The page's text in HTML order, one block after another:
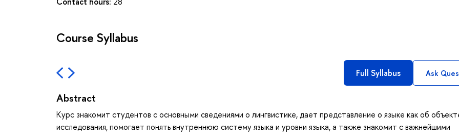
Course Syllabus
Full Syllabus Ask
Abstract
Курс знакомит студентов с основными сведениями о лингвистике, дает представление о языке как об
исследования, помогает понять внутреннюю систему языка и уровни языка, а также знакомит с важнейшими